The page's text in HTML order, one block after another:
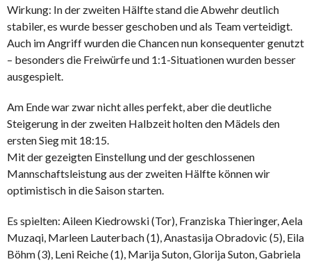
Wirkung: In der zweiten Hälfte stand die Abwehr deutlich
stabiler, es wurde besser geschoben und als Team verteidigt.
Auch im Angriff wurden die Chancen nun konsequenter genutzt
– besonders die Freiwürfe und 1:1-Situationen wurden besser
ausgespielt.
Am Ende war zwar nicht alles perfekt, aber die deutliche
Steigerung in der zweiten Halbzeit holten den Mädels den
ersten Sieg mit 18:15.
Mit der gezeigten Einstellung und der geschlossenen
Mannschaftsleistung aus der zweiten Hälfte können wir
optimistisch in die Saison starten.
Es spielten: Aileen Kiedrowski (Tor), Franziska Thieringer, Aela
Muzaqi, Marleen Lauterbach (1), Anastasija Obradovic (5), Eila
Böhm (3), Leni Reiche (1), Marija Suton, Glorija Suton, Gabriela